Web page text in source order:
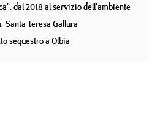
dal 2018 al servizio dell'ambiente
Santa Teresa Gallura
sequestro a Olbia